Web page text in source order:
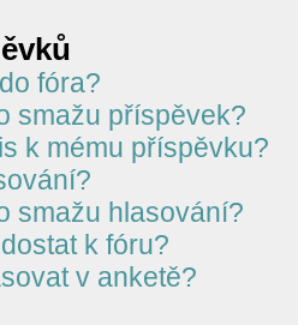
fóra?
smažu příspěvek?
k mému příspěvku?
smažu hlasování?
k fóru?
v anketě?